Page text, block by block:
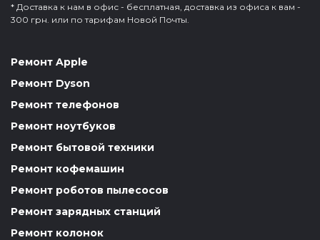
* Доставка к нам в офис - бесплатная, доставка из офиса к вам -
300 грн. или по тарифам Новой Почты.
Ремонт Apple
Ремонт Dyson
Ремонт телефонов
Ремонт ноутбуков
Ремонт бытовой техники
Ремонт кофемашин
Ремонт роботов пылесосов
Ремонт зарядных станций
Ремонт колонок